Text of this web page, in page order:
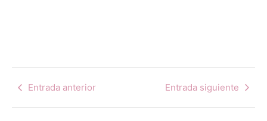
Entrada anterior Entrada siguiente